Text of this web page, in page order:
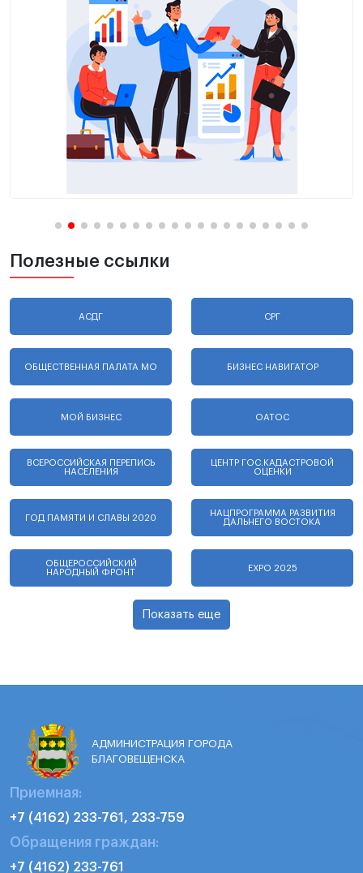
Полезные ссылки
АСДГ СРГ
ОБЩЕСТВЕННАЯ ПАЛАТА МО БИЗНЕС НАВИГАТОР
МОЙ БИЗНЕС ОАТОС
ВСЕРОССИЙСКАЯ ПЕРЕПИСЬ
НАСЕЛЕНИЯ
ЦЕНТР ГОС.КАДАСТРОВОЙ
ОЦЕНКИ
ГОД ПАМЯТИ И СЛАВЫ 2020
НАЦПРОГРАММА РАЗВИТИЯ
ДАЛЬНЕГО ВОСТОКА
ОБЩЕРОССИЙСКИЙ
НАРОДНЫЙ ФРОНТ
EXPO 2025
Показать еще
АДМИНИСТРАЦИЯ ГОРОДА
БЛАГОВЕЩЕНСКА
Приемная:
+7 (4162) 233-761, 233-759
Обращения граждан:
+7 (4162) 233-761